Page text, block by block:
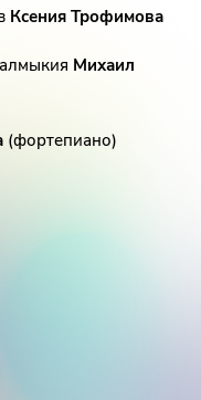
Ксения Трофимова
Михаил
(фортепиано)